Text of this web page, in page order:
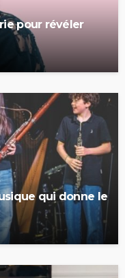
pour révéler
qui donne le